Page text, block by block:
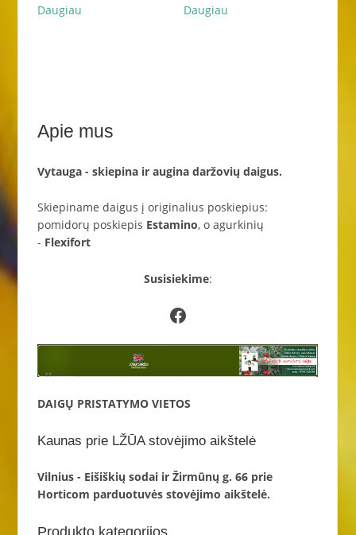
Daugiau Daugiau
Apie mus
Vytauga - skiepina ir augina daržovių daigus.
Skiepiname daigus į originalius poskiepius:
pomidorų poskiepis Estamino, o agurkinių
- Flexifort
Susisiekime:
Facebook
DAIGŲ PRISTATYMO VIETOS
Kaunas prie LŽŪA stovėjimo aikštelė
Vilnius - Eišiškių sodai ir Žirmūnų g. 66 prie
Horticom parduotuvės stovėjimo aikštelė.
Produkto kategorijos